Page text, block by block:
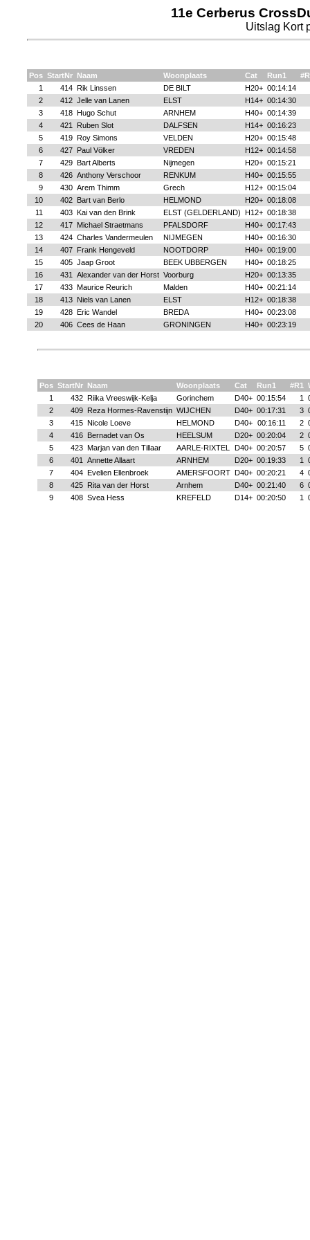
11e Cerberus
Uitslag Kort
Pos StartNr Naam Woonplaats Cat Run1
1
414 Rik Linssen DE BILT H20+ 00:14:14
2
412 Jelle van Lanen ELST H14+ 00:14:30
3
418 Hugo Schut ARNHEM H40+ 00:14:39
4
421 Ruben Slot DALFSEN H14+ 00:16:23
5
419 Roy Simons VELDEN H20+ 00:15:48
6
427 Paul Völker VREDEN H12+ 00:14:58
7
429 Bart Alberts Nijmegen H20+ 00:15:21
8
426 Anthony Verschoor RENKUM H40+ 00:15:55
9
430 Arem Thimm Grech H12+ 00:15:04
10
402 Bart van Berlo HELMOND H20+ 00:18:08
11
403 Kai van den Brink ELST (GELDERLAND) H12+ 00:18:38
12
417 Michael Straetmans PFALSDORF H40+ 00:17:43
13
424 Charles Vandermeulen NIJMEGEN H40+ 00:16:30
14
407 Frank Hengeveld NOOTDORP H40+ 00:19:00
15
405 Jaap Groot BEEK UBBERGEN H40+ 00:18:25
16
431 Alexander van der Horst Voorburg H20+ 00:13:35
17
433 Maurice Reurich Malden H40+ 00:21:14
18
413 Niels van Lanen ELST H12+ 00:18:38
19
428 Eric Wandel BREDA H40+ 00:23:08
20
406 Cees de Haan GRONINGEN H40+ 00:23:19
Pos StartNr Naam Woonplaats Cat Run1 #R1
1
432 Riika Vreeswijk-Kelja Gorinchem D40+ 00:15:54 1
2
409 Reza Hormes-Ravenstijn WIJCHEN D40+ 00:17:31 3
3
415 Nicole Loeve HELMOND D40+ 00:16:11 2
4
416 Bernadet van Os HEELSUM D20+ 00:20:04 2
5
423 Marjan van den Tillaar AARLE-RIXTEL D40+ 00:20:57 5
6
401 Annette Allaart ARNHEM D20+ 00:19:33 1
7
404 Evelien Ellenbroek AMERSFOORT D40+ 00:20:21 4
8
425 Rita van der Horst Arnhem D40+ 00:21:40 6
9
408 Svea Hess KREFELD D14+ 00:20:50 1